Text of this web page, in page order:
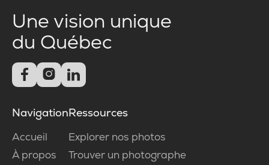
Une vision unique
du Québec
  
Navigation
Accueil
À propos
Ressources
Explorer nos photos
Trouver un photographe